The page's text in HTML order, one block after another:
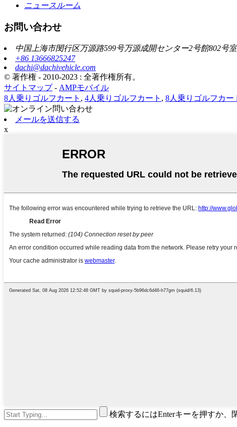
ニュースルーム
お問い合わせ
中国上海市閔行区万源路599号万源成開センター2号館802号室
+86 13666825247
dachi@dachivehicle.com
© 著作権 - 2010-2023 : 全著作権所有。
サイトマップ- AMPモバイル
8人乗りゴルフカート , 4人乗りゴルフカート , 8人乗りゴルフカー
メールを送信する
x
検索するにはEnterキーを押すか、